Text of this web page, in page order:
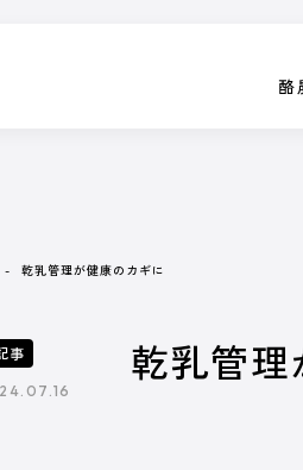
酪
/ ジャーナル
- 乾乳管理が健康のカギに
事 乾乳管理